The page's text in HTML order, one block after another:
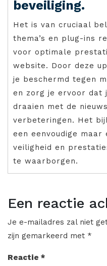
beveiliging.
Het is van cruciaal
thema’s en plug-ins
voor optimale
website. Door deze
je beschermd tegen
en zorg je ervoor dat
draaien met de
verbeteringen. Het
een eenvoudige
veiligheid en
te waarborgen.
Een reactie
Je e-mailadres zal niet
zijn gemarkeerd met *
Reactie *